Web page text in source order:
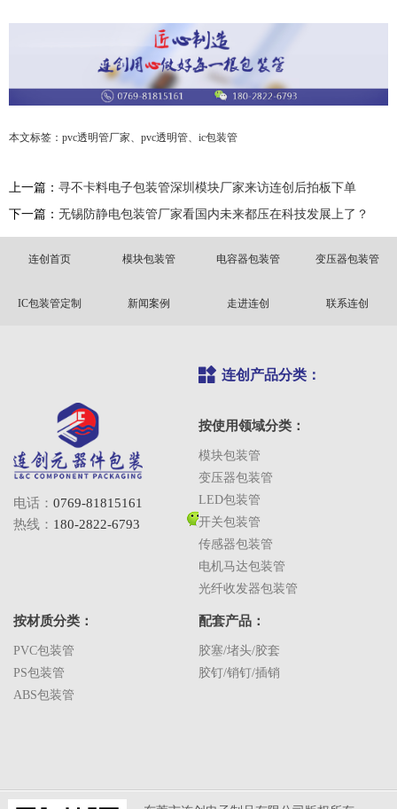
本文标签： pvc透明管厂家、 pvc透明管、 ic包装管
上一篇： 寻不卡料电子包装管深圳模块厂家来访连创后拍板下单
下一篇： 无锡防静电包装管厂家看国内未来都压在科技发展上了？
连创首页 模块包装管 电容器包装管 变压器包装管
IC包装管定制 新闻案例 走进连创 联系连创
电话： 0769-81815161
热线： 180-2822-6793
连创产品分类：
按使用领域分类：
模块包装管
变压器包装管
LED包装管
开关包装管
传感器包装管
电机马达包装管
光纤收发器包装管
按材质分类：
PVC包装管
PS包装管
ABS包装管
配套产品：
胶塞/堵头/胶套
胶钉/销钉/插销